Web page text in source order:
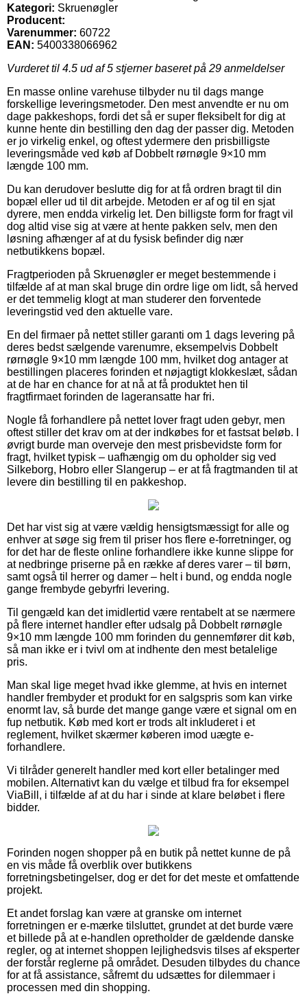
Kategori: Skruenøgler
Producent:
Varenummer: 60722
EAN: 5400338066962
Vurderet til 4.5 ud af 5 stjerner baseret på 29 anmeldelser
En masse online varehuse tilbyder nu til dags mange
forskellige leveringsmetoder. Den mest anvendte er nu om
dage pakkeshops, fordi det så er super fleksibelt for dig at
kunne hente din bestilling den dag der passer dig. Metoden
er jo virkelig enkel, og oftest ydermere den prisbilligste
leveringsmåde ved køb af Dobbelt rørnøgle 9×10 mm
længde 100 mm.
Du kan derudover beslutte dig for at få ordren bragt til din
bopæl eller ud til dit arbejde. Metoden er af og til en sjat
dyrere, men endda virkelig let. Den billigste form for fragt vil
dog altid vise sig at være at hente pakken selv, men den
løsning afhænger af at du fysisk befinder dig nær
netbutikkens bopæl.
Fragtperioden på Skruenøgler er meget bestemmende i
tilfælde af at man skal bruge din ordre lige om lidt, så herved
er det temmelig klogt at man studerer den forventede
leveringstid ved den aktuelle vare.
En del firmaer på nettet stiller garanti om 1 dags levering på
deres bedst sælgende varenumre, eksempelvis Dobbelt
rørnøgle 9×10 mm længde 100 mm, hvilket dog antager at
bestillingen placeres forinden et nøjagtigt klokkeslæt, sådan
at de har en chance for at nå at få produktet hen til
fragtfirmaet forinden de lageransatte har fri.
Nogle få forhandlere på nettet lover fragt uden gebyr, men
oftest stiller det krav om at der indkøbes for et fastsat beløb. I
øvrigt burde man overveje den mest prisbevidste form for
fragt, hvilket typisk – uafhængig om du opholder sig ved
Silkeborg, Hobro eller Slangerup – er at få fragtmanden til at
levere din bestilling til en pakkeshop.
Det har vist sig at være vældig hensigtsmæssigt for alle og
enhver at søge sig frem til priser hos flere e-forretninger, og
for det har de fleste online forhandlere ikke kunne slippe for
at nedbringe priserne på en række af deres varer – til børn,
samt også til herrer og damer – helt i bund, og endda nogle
gange frembyde gebyrfri levering.
Til gengæld kan det imidlertid være rentabelt at se nærmere
på flere internet handler efter udsalg på Dobbelt rørnøgle
9×10 mm længde 100 mm forinden du gennemfører dit køb,
så man ikke er i tvivl om at indhente den mest betalelige
pris.
Man skal lige meget hvad ikke glemme, at hvis en internet
handler frembyder et produkt for en salgspris som kan virke
enormt lav, så burde det mange gange være et signal om en
fup netbutik. Køb med kort er trods alt inkluderet i et
reglement, hvilket skærmer køberen imod uægte e-
forhandlere.
Vi tilråder generelt handler med kort eller betalinger med
mobilen. Alternativt kan du vælge et tilbud fra for eksempel
ViaBill, i tilfælde af at du har i sinde at klare beløbet i flere
bidder.
Forinden nogen shopper på en butik på nettet kunne de på
en vis måde få overblik over butikkens
forretningsbetingelser, dog er det for det meste et omfattende
projekt.
Et andet forslag kan være at granske om internet
forretningen er e-mærke tilsluttet, grundet at det burde være
et billede på at e-handlen opretholder de gældende danske
regler, og at internet shoppen lejlighedsvis tilses af eksperter
der forstår reglerne på området. Desuden tilbydes du chance
for at få assistance, såfremt du udsættes for dilemmaer i
processen med din shopping.